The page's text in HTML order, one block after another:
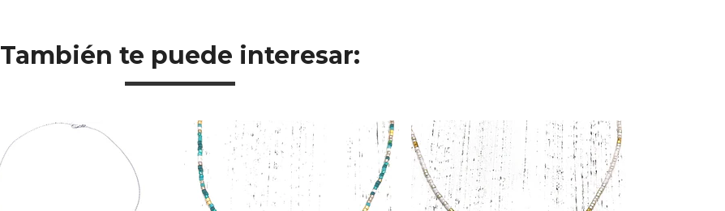
También te puede interesar: